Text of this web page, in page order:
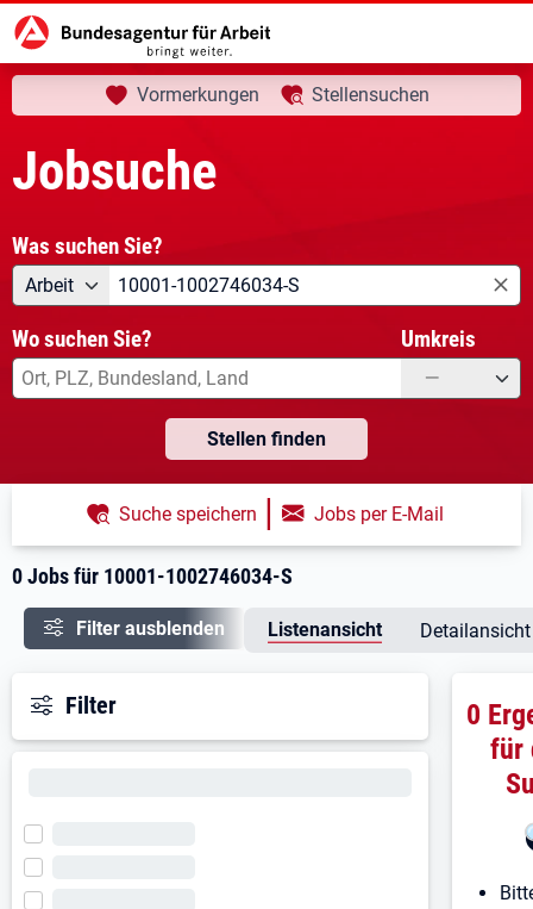
Startseite Jobsuche aktuelle Seite:
Ihre Suche
Vormerkungen Stellensuchen
Jobsuche
Was suchen Sie?
Angebotsart
Arbeit Was suchen Sie?
Wo suchen Sie? Umkreis
—
Stellen finden
0 Jobs für 10001-1002746034-S
Suche speichern | Jobs per E-Mail
Filter ausblenden Listenansicht Detailansicht
Filter
0
für